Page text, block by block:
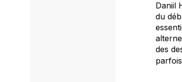
Daniil
du
des